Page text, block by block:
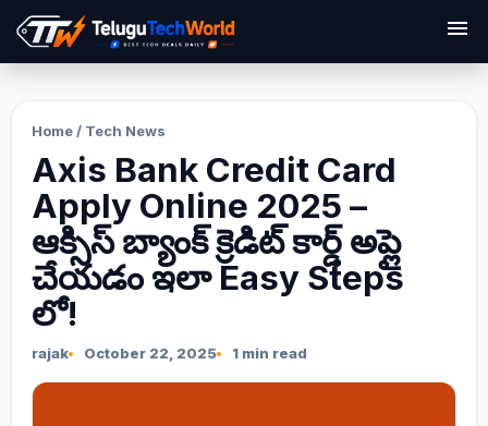
menu
Home / Tech News
Axis Bank Credit Card
Apply Online 2025 –
ఆక్సిస్ బ్యాంక్ క్రెడిట్ కార్డ్ అప్లై
చేయడం ఇలా Easy Steps
లో!
rajak October 22, 2025 1 min read